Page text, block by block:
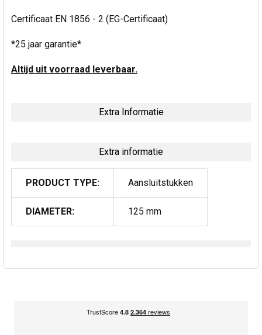
Certificaat EN 1856 - 2 (EG-Certificaat)
*25 jaar garantie*
Altijd uit voorraad leverbaar.
Extra Informatie
Extra informatie
PRODUCT TYPE: Aansluitstukken
DIAMETER: 125 mm